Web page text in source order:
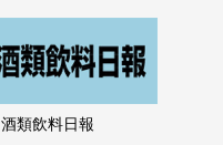
酒類飲料日報